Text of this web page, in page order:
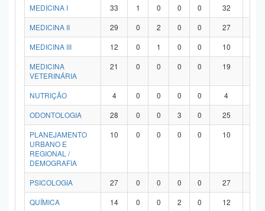
MEDICINA I
33 1 0 0 0 32
MEDICINA II
29 0 2 0 0 27
MEDICINA III
12 0 1 0 0 10
MEDICINA
VETERINÁRIA
21 0 0 0 0 19
NUTRIÇÃO 4 0 0 0 0 4
ODONTOLOGIA
28 0 0 3 0 25
PLANEJAMENTO
URBANO E
REGIONAL /
DEMOGRAFIA
10 0 0 0 0 10
PSICOLOGIA 27 0 0 0 0 27
QUÍMICA
14 0 0 2 0 12